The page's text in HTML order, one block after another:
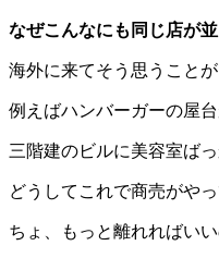
なぜこんなにも同じ店が
海外に来てそう思うことが
例えばハンバーガーの屋
三階建のビルに美容室ば
どうしてこれで商売がや
ちょ、もっと離れればい